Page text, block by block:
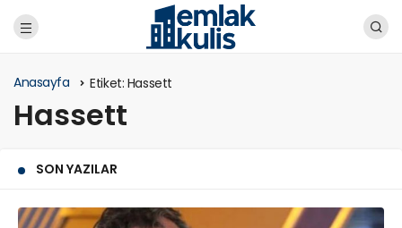
Anasayfa Etiket: Hassett
Hassett
SON YAZILAR